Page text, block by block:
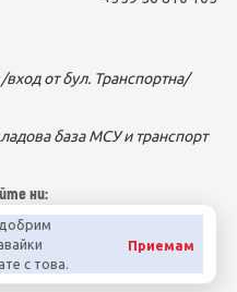
с това.
Приемам
/вход от бул. Транспортна/
база МСУ и транспорт
ни: